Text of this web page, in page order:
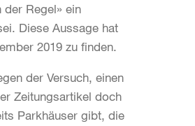
Regel» ein
Diese Aussage hat
2019 zu finden.
der Versuch, einen
Zeitungsartikel doch
Parkhäuser gibt, die